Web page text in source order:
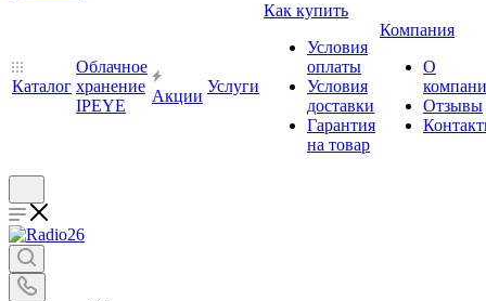
Каталог
Облачное
хранение
IPEYE
Акции
Услуги
Как купить
Условия
оплаты
Условия
доставки
Гарантия
на товар
Компания
О
Отзывы